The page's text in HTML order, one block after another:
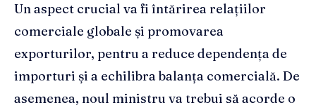
Un aspect crucial va fi întărirea relațiilor
comerciale globale și promovarea
exporturilor, pentru a reduce dependența de
importuri și a echilibra balanța comercială. De
asemenea, noul ministru va trebui să acorde o